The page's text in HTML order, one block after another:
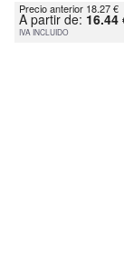
Precio anterior 18.27 €
A partir de: 16.44
IVA INCLUIDO